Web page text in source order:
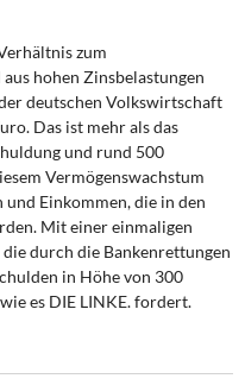
zum
hohen Zinsbelastungen
deutschen Volkswirtschaft
Das ist mehr als das
und rund 500
Vermögenswachstum
Einkommen, die in den
Mit einer einmaligen
durch die Bankenrettungen
in Höhe von 300
es DIE LINKE. fordert.